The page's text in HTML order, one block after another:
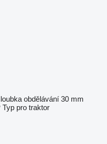
obdělávání 30 mm
Typ pro traktor